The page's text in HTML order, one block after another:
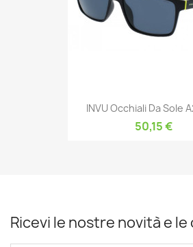
INVU Occhiali Da Sole
50,15 €
Ricevi le nostre novità e